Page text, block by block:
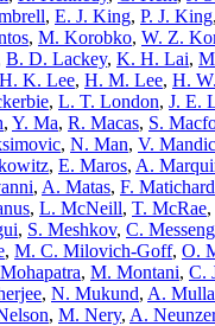
, E. J. King, P. J. King,
, M. Korobko, W. Z.
B. D. Lackey, K. H. Lai,
H. K. Lee, H. M. Lee, H.
, L. T. London, J. E.
, Y. Ma, R. Macas, S.
, N. Man, V. Mandic
, E. Maros, A.
, A. Matas, F. Matichard
, L. McNeill, T. McRae,
, S. Meshkov, C.
, M. C. Milovich-Goff, O.
, M. Montani, C.
, N. Mukund, A.
, M. Nery, A.